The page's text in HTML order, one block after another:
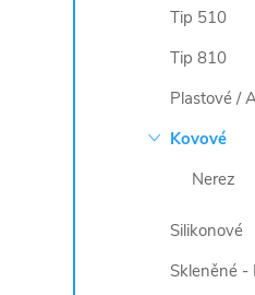
Tip 510
Tip 810
Plastové /
Kovové
Nerez
Silikonové
Skleněné -